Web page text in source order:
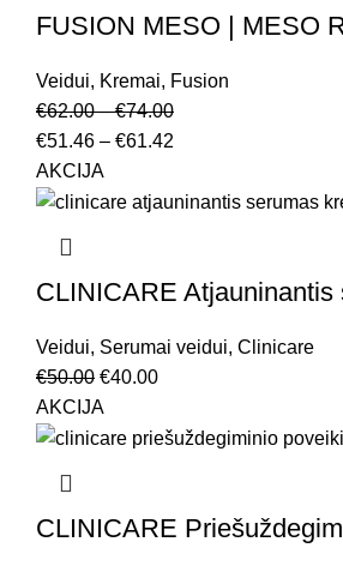
FUSION MESO | MESO
Veidui, Kremai, Fusion
€62.00 – €74.00
€51.46 – €61.42
AKCIJA
CLINICARE
Veidui, Serumai veidui, Clinicare
€50.00 €40.00
AKCIJA
CLINICARE